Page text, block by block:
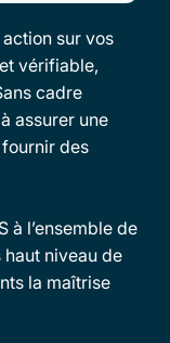
sur vos
vérifiable,
cadre
assurer une
des
à l’ensemble de
niveau de
la maîtrise